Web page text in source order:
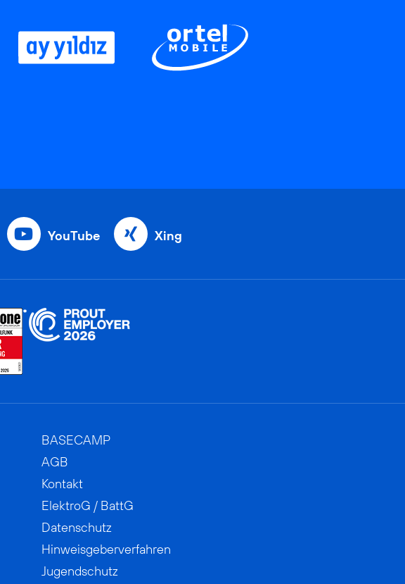
YouTube Xing
BASECAMP
AGB
Kontakt
ElektroG / BattG
Datenschutz
Hinweisgeberverfahren
Jugendschutz